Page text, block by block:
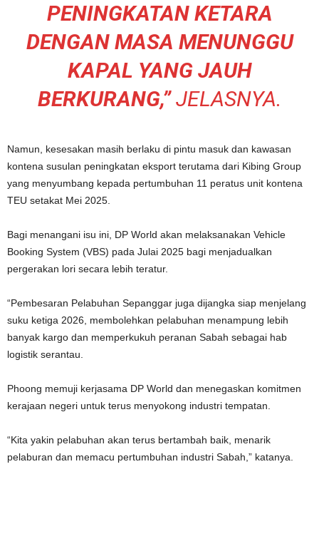
PENINGKATAN KETARA
DENGAN MASA MENUNGGU
KAPAL YANG JAUH
BERKURANG,”JELASNYA.
Namun, kesesakan masih berlaku di pintu masuk dan kawasan
kontena susulan peningkatan eksport terutama dari Kibing Group
yang menyumbang kepada pertumbuhan 11 peratus unit kontena
TEU setakat Mei 2025.
Bagi menangani isu ini, DP World akan melaksanakan Vehicle
Booking System (VBS) pada Julai 2025 bagi menjadualkan
pergerakan lori secara lebih teratur.
“Pembesaran Pelabuhan Sepanggar juga dijangka siap menjelang
suku ketiga 2026, membolehkan pelabuhan menampung lebih
banyak kargo dan memperkukuh peranan Sabah sebagai hab
logistik serantau.
Phoong memuji kerjasama DP World dan menegaskan komitmen
kerajaan negeri untuk terus menyokong industri tempatan.
“Kita yakin pelabuhan akan terus bertambah baik, menarik
pelaburan dan memacu pertumbuhan industri Sabah,” katanya.